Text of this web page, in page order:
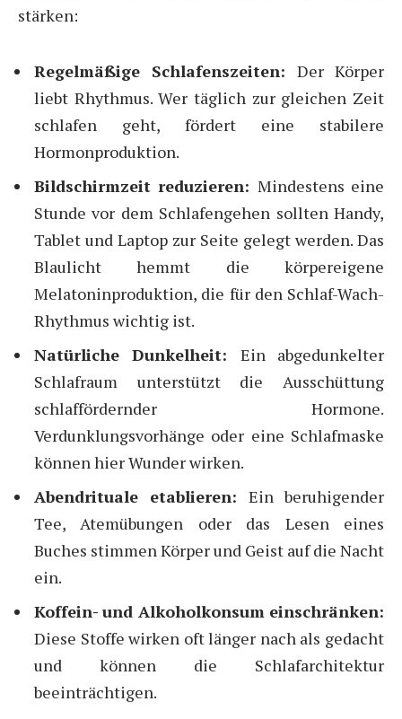
stärken:
Regelmäßige Schlafenszeiten: Der Körper
liebt Rhythmus. Wer täglich zur gleichen Zeit
schlafen geht, fördert eine stabilere
Hormonproduktion.
Bildschirmzeit reduzieren: Mindestens eine
Stunde vor dem Schlafengehen sollten Handy,
Tablet und Laptop zur Seite gelegt werden. Das
Blaulicht hemmt die körpereigene
Melatoninproduktion, die für den Schlaf-Wach-
Rhythmus wichtig ist.
Natürliche Dunkelheit: Ein abgedunkelter
Schlafraum unterstützt die Ausschüttung
schlaffördernder Hormone.
Verdunklungsvorhänge oder eine Schlafmaske
können hier Wunder wirken.
Abendrituale etablieren: Ein beruhigender
Tee, Atemübungen oder das Lesen eines
Buches stimmen Körper und Geist auf die Nacht
ein.
Koffein- und Alkoholkonsum einschränken:
Diese Stoffe wirken oft länger nach als gedacht
und können die Schlafarchitektur
beeinträchtigen.